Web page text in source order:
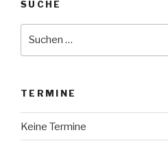
SUCHE
TERMINE
Keine Termine